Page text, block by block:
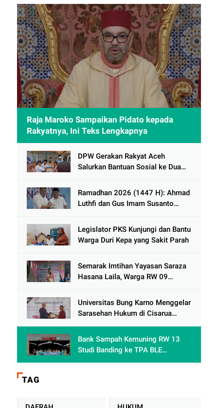
Raja Maroko Sampaikan Pidato kepada
Rakyatnya, Ini Teks Lengkapnya
DPW Gerakan Rakyat Aceh
Salurkan Bantuan Sosial ke Dua
Ramadhan 2026 (1447 H): Ahmad
Luthfi dan Gus Imam Susanto
Berkelanjutan
Legislator PKS Kunjungi dan Bantu
Warga Duri Kepa yang Sakit Parah
Semarak Imtihan Yayasan Saraza
Hasana Laila, Warga RW 09
Sambut Ramadhan 1447 Hijriah
Universitas Bung Karno Menggelar
Sarasehan Hukum di Cisarua
meningkatkan pemahaman
akademis Mahasiswa Fakultas
Bank Sampah Kemuning RW 13
Studi Banding ke TPA BLE
Banyumas: Belajar Mengolah
TAG